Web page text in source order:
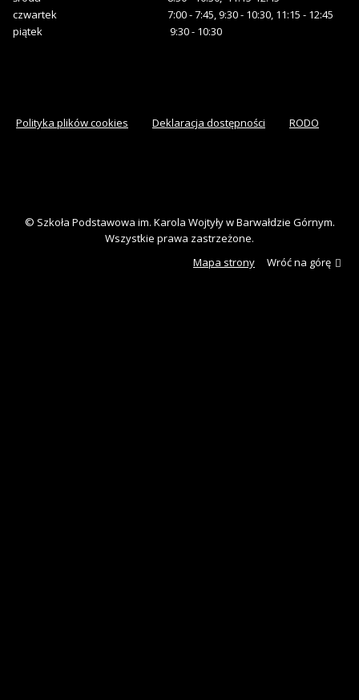
czwartek
7:00 - 7:45, 9:30 - 10:30, 11:15 - 12:45
piątek
9:30 - 10:30
Polityka plików cookies Deklaracja dostępności RODO
© Szkoła Podstawowa im. Karola Wojtyły w Barwałdzie Górnym.
Wszystkie prawa zastrzeżone.
Mapa strony
Wróć na górę